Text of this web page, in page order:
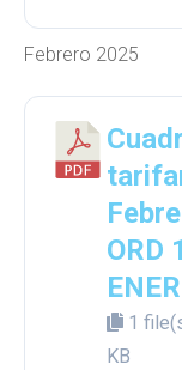
Febrero 2025
ORD
1
KB